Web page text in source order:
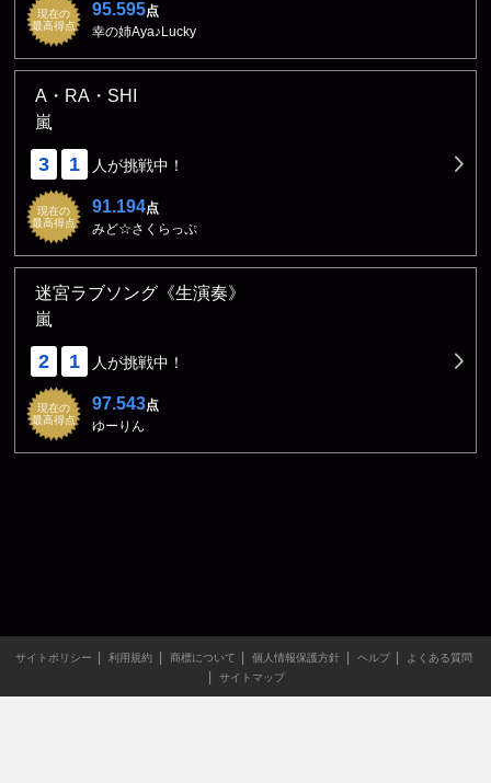
現在の
最高得点
95.595点
幸の姉Aya♪Lucky
A・RA・SHI
嵐
3 1 人が挑戦中！
現在の
最高得点
91.194点
みど☆さくらっぷ
迷宮ラブソング《生演奏》
嵐
2 1 人が挑戦中！
現在の
最高得点
97.543点
ゆーりん
サイトポリシー 利用規約 商標について 個人情報保護方針 ヘルプ
よくある質問
サイトマップ